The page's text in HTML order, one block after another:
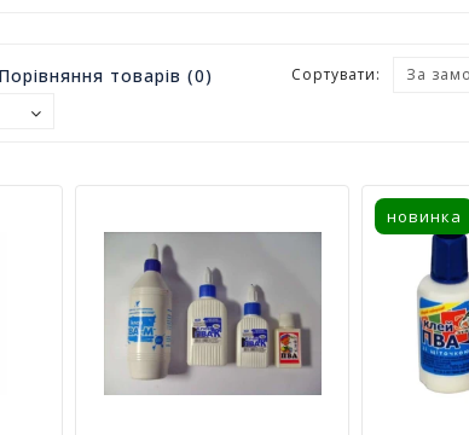
Порівняння товарів (0)
Сортувати:
новинка